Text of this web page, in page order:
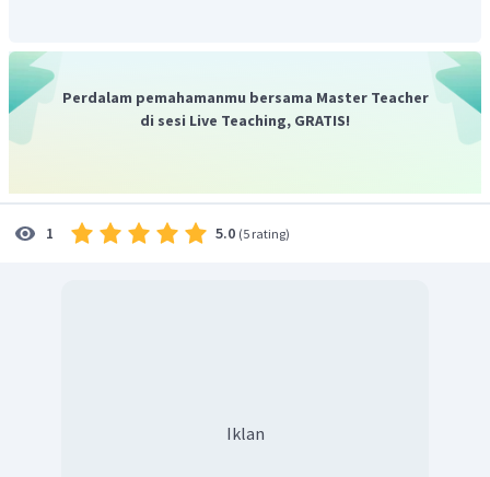
Perdalam pemahamanmu bersama Master Teacher
di sesi Live Teaching, GRATIS!
1 5.0 (5 rating)
Iklan